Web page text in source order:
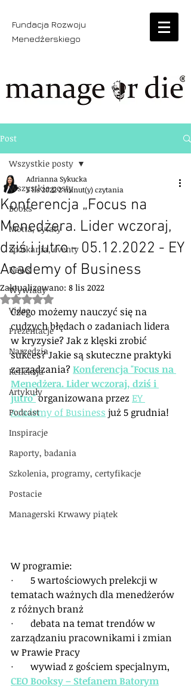
Fundacja Rozwoju
Menedżerskiego
Post
Wszystkie posty
Books
Motta, cytaty
Spotkania, eventy
News
Wywiady
Video
Prezentacje
Narzędzia
Refleksja
Artykuły
Podcast
Inspiracje
Raporty, badania
Szkolenia, programy, certyfikacje
Postacie
Managerski Krwawy piątek
Wszystkie posty
Konferencja „Focus na
Menedżera. Lider wczoraj,
dziś i jutro - 05.12.2022 - EY
Academy of Business
Adrianna Sykucka
5 lis 20222 minut(y) czytania
Zaktualizowano: 8 lis 2022
Oceniono na NaN z 5 gwiazdek.
Czego możemy nauczyć się na
cudzych błędach o zadaniach lidera
w kryzysie? Jak z klęski zrobić
sukces? Jakie są skuteczne praktyki
zarządzania?Konferencja "Focus na
Menedżera. Lider wczoraj, dziś i
jutro" organizowana przez EY
Academy of Business już 5 grudnia!
W programie:
· 5 wartościowych prelekcji w
tematach ważnych dla menedżerów
z różnych branż
· debata na temat trendów w
zarządzaniu pracownikami i zmian
w Prawie Pracy
· wywiad z gościem specjalnym,
CEO Booksy – Stefanem Batorym